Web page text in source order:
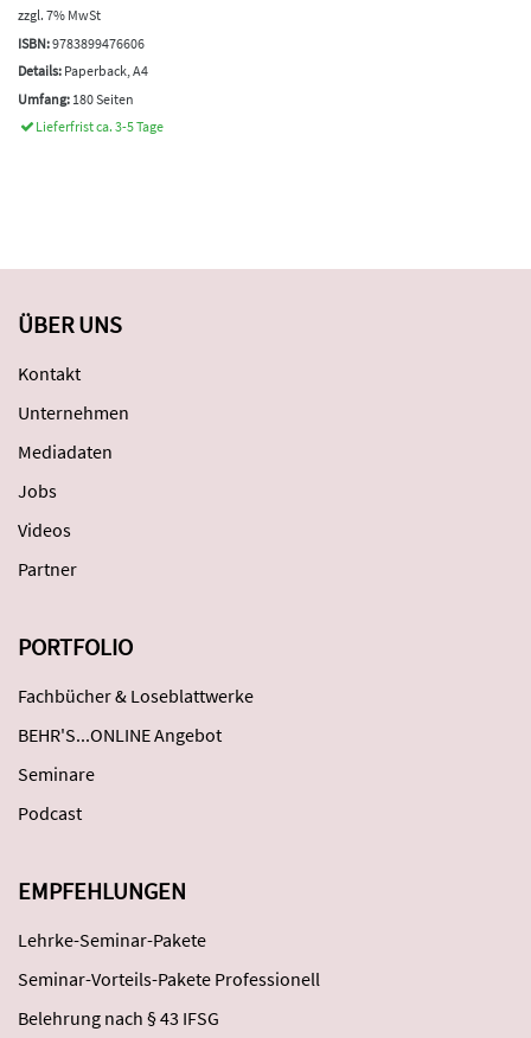
zzgl. 7% MwSt
ISBN:9783899476606
Details: Paperback, A4
Umfang: 180 Seiten
Lieferfrist ca. 3-5 Tage
ÜBER UNS
Kontakt
Unternehmen
Mediadaten
Jobs
Videos
Partner
PORTFOLIO
Fachbücher & Loseblattwerke
BEHR'S...ONLINE Angebot
Seminare
Podcast
EMPFEHLUNGEN
Lehrke-Seminar-Pakete
Seminar-Vorteils-Pakete Professionell
Belehrung nach § 43 IFSG